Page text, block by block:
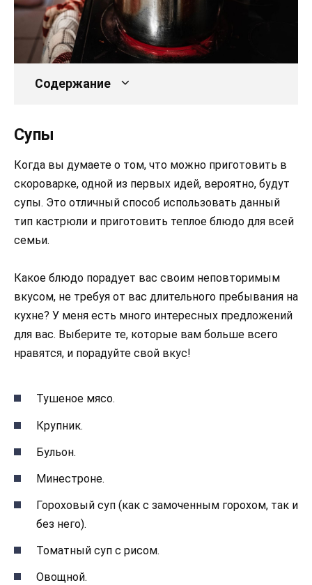
Содержание
Супы
Когда вы думаете о том, что можно приготовить в
скороварке, одной из первых идей, вероятно, будут
супы. Это отличный способ использовать данный
тип кастрюли и приготовить теплое блюдо для всей
семьи.
Какое блюдо порадует вас своим неповторимым
вкусом, не требуя от вас длительного пребывания на
кухне? У меня есть много интересных предложений
для вас. Выберите те, которые вам больше всего
нравятся, и порадуйте свой вкус!
Тушеное мясо.
Крупник.
Бульон.
Минестроне.
Гороховый суп (как с замоченным горохом, так и
без него).
Томатный суп с рисом.
Овощной.